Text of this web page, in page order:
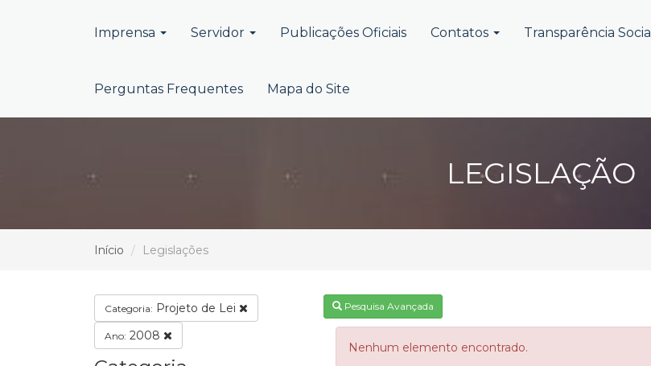
Imprensa Servidor Publicações Oficiais Contatos Transparência Social
Perguntas Frequentes Mapa do Site
LEGISLAÇÃO
Início Legislações
Categoria: Projeto de Lei
Ano: 2008
Pesquisa Avançada
Nenhum elemento encontrado.